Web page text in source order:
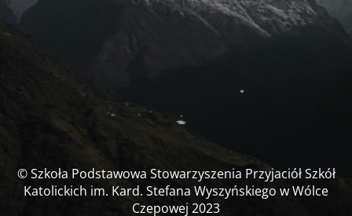
© Szkoła Podstawowa Stowarzyszenia Przyjaciół Szkół
Katolickich im. Kard. Stefana Wyszyńskiego w Wólce
Czepowej 2023